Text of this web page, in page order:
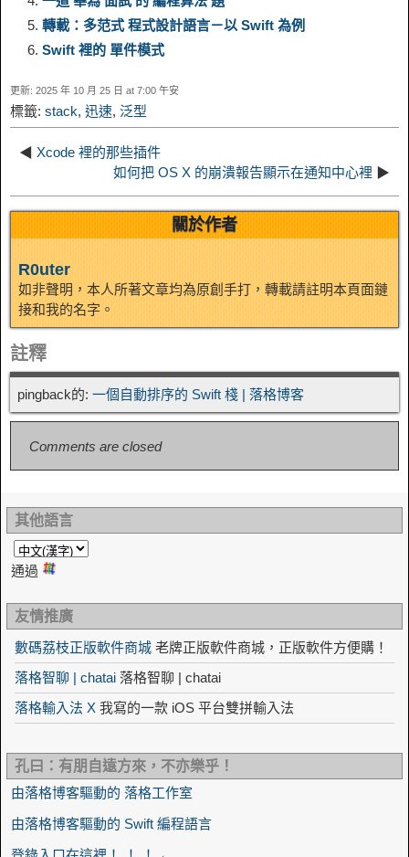
n
k
a
m
e
I
n
e
轉載：多范式 程式設計語言－以 Swift 為例
Swift 裡的 單件模式
更新: 2025 年 10 月 25 日 at 7:00 午安
標籤: stack, 迅速, 泛型
◀ Xcode 裡的那些插件
如何把 OS X 的崩潰報告顯示在通知中心裡 ▶
關於作者
R0uter
如非聲明，本人所著文章均為原創手打，轉載請註明本頁面鏈
接和我的名字。
註釋
pingback的: 一個自動排序的 Swift 棧 | 落格博客
Comments are closed
其他語言
通過
友情推廣
數碼荔枝正版軟件商城 老牌正版軟件商城，正版軟件方便購！
落格智聊 | chatai 落格智聊 | chatai
落格輸入法 X 我寫的一款 iOS 平台雙拼輸入法
孔曰：有朋自遠方來，不亦樂乎！
由落格博客驅動的 落格工作室
由落格博客驅動的 Swift 編程語言